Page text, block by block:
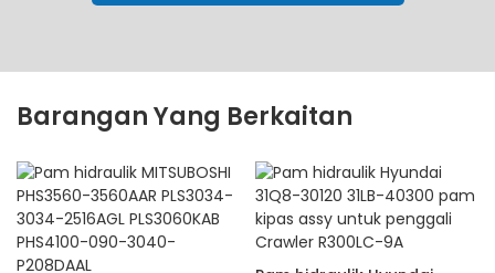
Barangan Yang Berkaitan